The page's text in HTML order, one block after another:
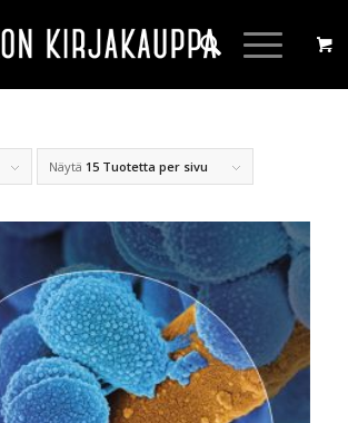
Näytä 15 Tuotetta per sivu